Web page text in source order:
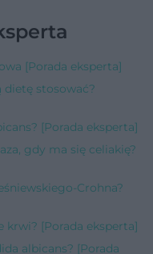
[Porada eksperta]
stosować?
[Porada eksperta]
gdy ma się celiakię?
Crohna?
krwi? [Porada eksperta]
albicans? [Porada